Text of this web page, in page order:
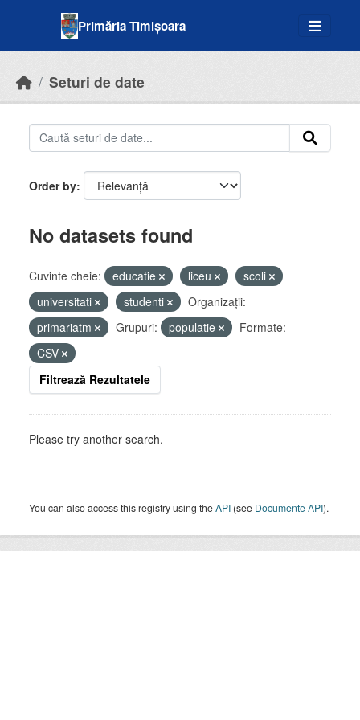
Primăria Timișoara
Seturi de date
Order by
No datasets found
Cuvinte cheie: educatie liceu
scoli
universitati
studenti
Organizații:
primariatm
Grupuri: populatie
Formate:
CSV
Filtrează Rezultatele
Please try another search.
You can also access this registry using theAPI (see Documente API).